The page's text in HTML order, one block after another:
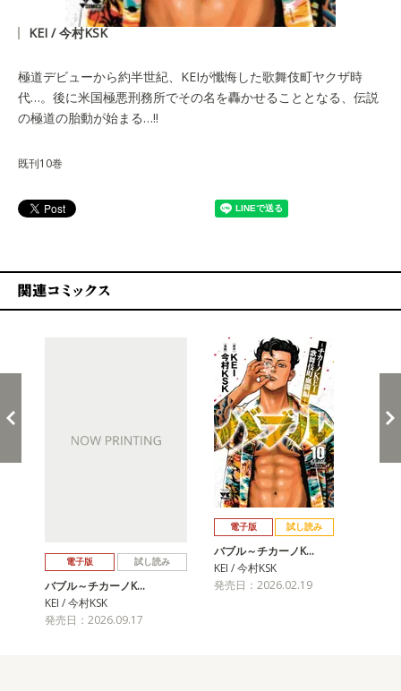
KEI / 今村KSK
極道デビューから約半世紀、KEIが懺悔した歌舞伎町ヤクザ時
代…。後に米国極悪刑務所でその名を轟かせることとなる、伝説
の極道の胎動が始まる…!!
既刊10巻
電子版 試し読み
バブル～チカーノK…
KEI / 今村KSK
発売日：2026.09.17
電子版 試し読み
バブル～チカーノK…
KEI / 今村KSK
発売日：2026.02.19